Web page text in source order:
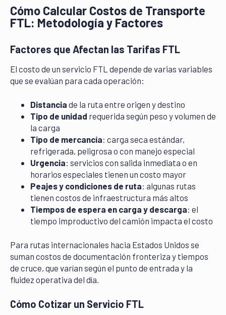
Cómo Calcular Costos de Transporte
FTL: Metodología y Factores
Factores que Afectan las Tarifas FTL
El costo de un servicio FTL depende de varias variables
que se evalúan para cada operación:
Distancia de la ruta entre origen y destino
Tipo de unidad requerida según peso y volumen de
la carga
Tipo de mercancía: carga seca estándar,
refrigerada, peligrosa o con manejo especial
Urgencia: servicios con salida inmediata o en
horarios especiales tienen un costo mayor
Peajes y condiciones de ruta: algunas rutas
tienen costos de infraestructura más altos
Tiempos de espera en carga y descarga: el
tiempo improductivo del camión impacta el costo
Para rutas internacionales hacia Estados Unidos se
suman costos de documentación fronteriza y tiempos
de cruce, que varían según el punto de entrada y la
fluidez operativa del día.
Cómo Cotizar un Servicio FTL